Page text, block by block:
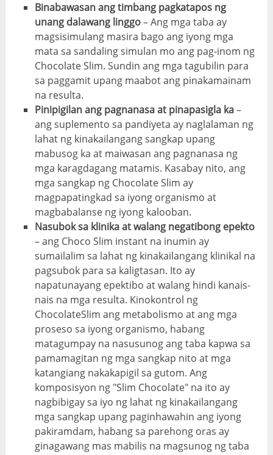
Binabawasan ang timbang pagkatapos ng
unang dalawang linggo– Ang mga taba ay
magsisimulang masira bago ang iyong mga
mata sa sandaling simulan mo ang pag-inom ng
Chocolate Slim. Sundin ang mga tagubilin para
sa paggamit upang maabot ang pinakamainam
na resulta.
Pinipigilan ang pagnanasa at pinapasigla ka–
ang suplemento sa pandiyeta ay naglalaman ng
lahat ng kinakailangang sangkap upang
mabusog ka at maiwasan ang pagnanasa ng
mga karagdagang matamis. Kasabay nito, ang
mga sangkap ng Chocolate Slim ay
magpapatingkad sa iyong organismo at
magbabalanse ng iyong kalooban.
Nasubok sa klinika at walang negatibong epekto
– ang Choco Slim instant na inumin ay
sumailalim sa lahat ng kinakailangang klinikal na
pagsubok para sa kaligtasan. Ito ay
napatunayang epektibo at walang hindi kanais-
nais na mga resulta. Kinokontrol ng
ChocolateSlim ang metabolismo at ang mga
proseso sa iyong organismo, habang
matagumpay na nasusunog ang taba kapwa sa
pamamagitan ng mga sangkap nito at mga
katangiang nakakapigil sa gutom. Ang
komposisyon ng "Slim Chocolate" na ito ay
nagbibigay sa iyo ng lahat ng kinakailangang
mga sangkap upang paginhawahin ang iyong
pakiramdam, habang sa parehong oras ay
ginagawang mas mabilis na magsunog ng taba